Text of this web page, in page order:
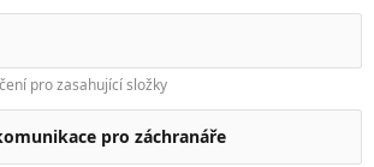
pro zasahující složky
pro záchranáře